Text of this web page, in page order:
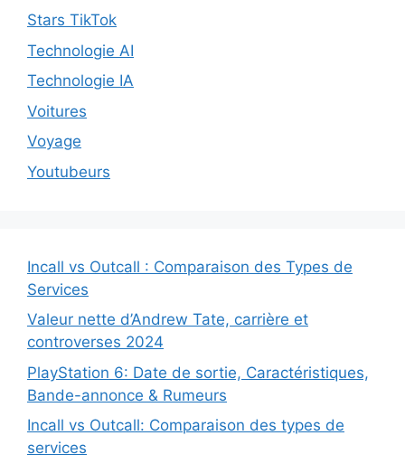
Stars TikTok
Technologie AI
Technologie IA
Voitures
Voyage
Youtubeurs
Incall vs Outcall : Comparaison des Types de
Services
Valeur nette d’Andrew Tate, carrière et
controverses 2024
PlayStation 6: Date de sortie, Caractéristiques,
Bande-annonce & Rumeurs
Incall vs Outcall: Comparaison des types de
services